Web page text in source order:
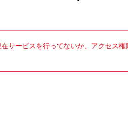
サービスを行ってないか、アクセス